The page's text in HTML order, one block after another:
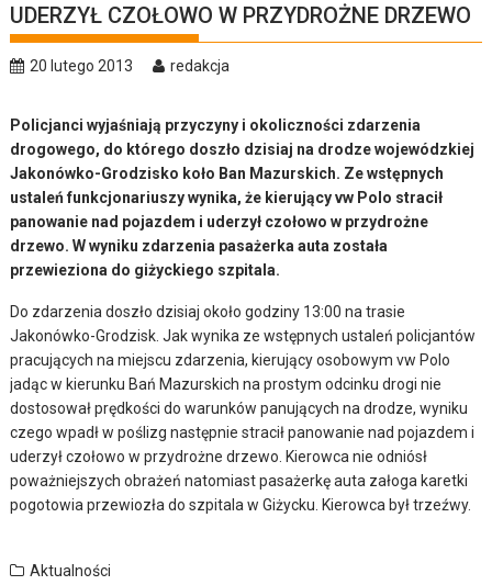
UDERZYŁ CZOŁOWO W PRZYDROŻNE DRZEWO
20 lutego 2013 redakcja
Policjanci wyjaśniają przyczyny i okoliczności zdarzenia
drogowego, do którego doszło dzisiaj na drodze wojewódzkiej
Jakonówko-Grodzisko koło Ban Mazurskich. Ze wstępnych
ustaleń funkcjonariuszy wynika, że kierujący vw Polo stracił
panowanie nad pojazdem i uderzył czołowo w przydrożne
drzewo. W wyniku zdarzenia pasażerka auta została
przewieziona do giżyckiego szpitala.
Do zdarzenia doszło dzisiaj około godziny 13:00 na trasie
Jakonówko-Grodzisk. Jak wynika ze wstępnych ustaleń policjantów
pracujących na miejscu zdarzenia, kierujący osobowym vw Polo
jadąc w kierunku Bań Mazurskich na prostym odcinku drogi nie
dostosował prędkości do warunków panujących na drodze, wyniku
czego wpadł w poślizg następnie stracił panowanie nad pojazdem i
uderzył czołowo w przydrożne drzewo. Kierowca nie odniósł
poważniejszych obrażeń natomiast pasażerkę auta załoga karetki
pogotowia przewiozła do szpitala w Giżycku. Kierowca był trzeźwy.
Aktualności